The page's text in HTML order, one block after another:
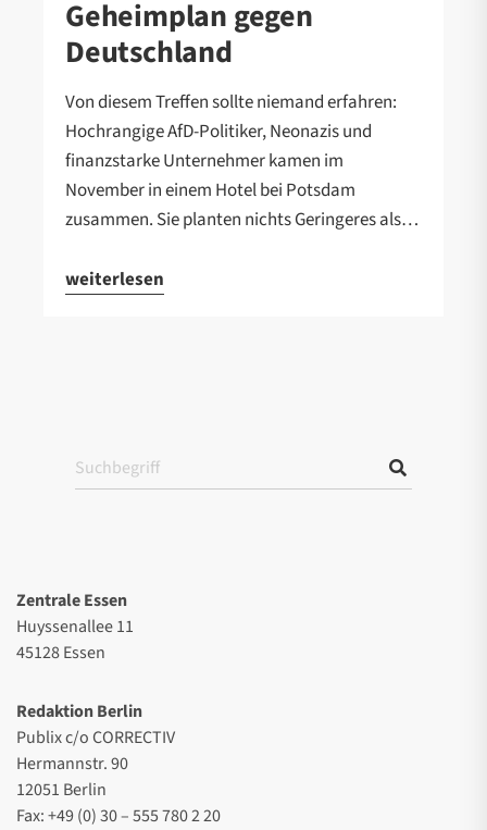
Geheimplan gegen
Deutschland
Von diesem Treffen sollte niemand erfahren:
Hochrangige AfD-Politiker, Neonazis und
finanzstarke Unternehmer kamen im
November in einem Hotel bei Potsdam
zusammen. Sie planten nichts Geringeres als…
weiterlesen
Zentrale Essen
Huyssenallee 11
45128 Essen
Redaktion Berlin
Publix c/o CORRECTIV
Hermannstr. 90
12051 Berlin
Fax: +49 (0) 30 – 555 780 2 20